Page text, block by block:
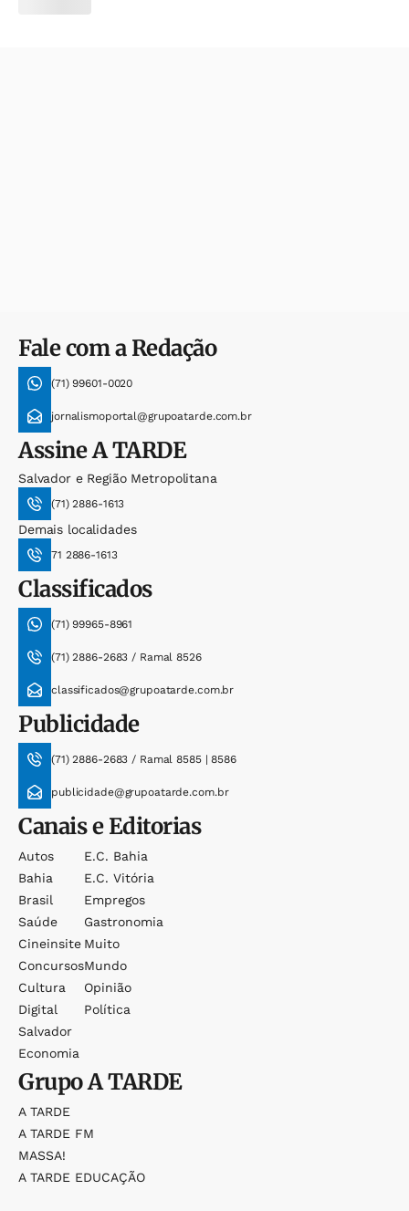
Fale com a Redação
(71) 99601-0020
jornalismoportal@grupoatarde.com.br
AssineA TARDE
Salvador e Região Metropolitana
(71) 2886-1613
Demais localidades
71 2886-1613
Classificados
(71) 99965-8961
(71) 2886-2683 / Ramal 8526
classificados@grupoatarde.com.br
Publicidade
(71) 2886-2683 / Ramal 8585 | 8586
publicidade@grupoatarde.com.br
Canais e Editorias
Autos
Bahia
Brasil
Saúde
Cineinsite
Concursos
Cultura
Digital
Salvador
Economia
E.c. Bahia
E.c. Vitória
Empregos
Gastronomia
Muito
Mundo
Opinião
Política
GrupoA TARDE
A TARDE
A TARDE FM
MASSA!
A TARDE EDUCAÇÃO